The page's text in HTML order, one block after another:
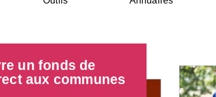
un fonds de
aux communes